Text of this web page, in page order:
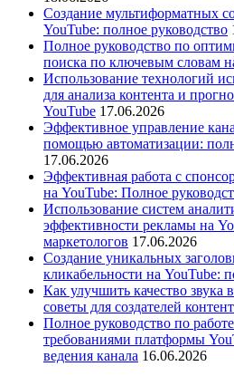
Создание мультиформатных
YouTube: полное руководство
Полное руководство по
поиска по ключевым словам
Использование технологий
для анализа контента и
YouTube 17.06.2026
Эффективное управление
помощью автоматизации:
17.06.2026
Эффективная работа с
на YouTube: Полное
Использование систем
эффективности рекламы на
маркетологов 17.06.2026
Создание уникальных
кликабельности на YouTube:
Как улучшить качество звука
советы для создателей
Полное руководство по
требованиями платформы
ведения канала 16.06.2026